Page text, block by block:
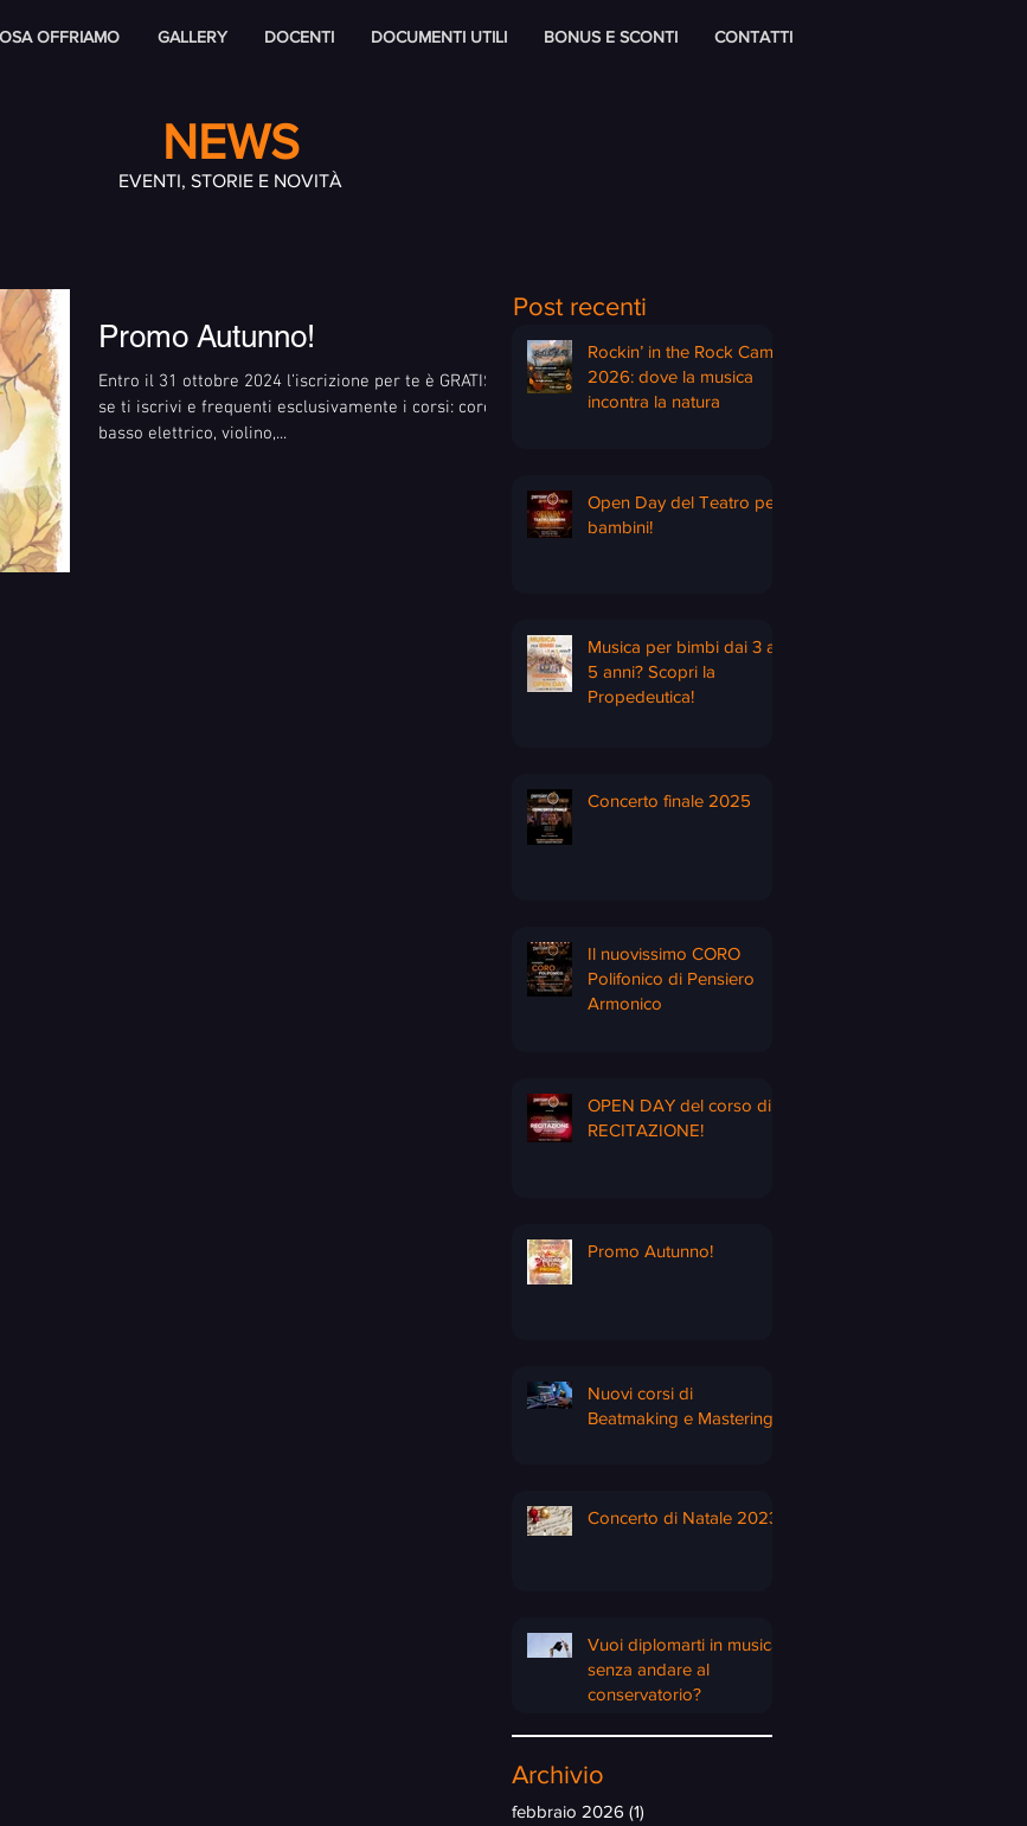
OFFRIAMO GALLERY DOCENTI DOCUMENTI UTILI BONUS E SCONTI CONTATTI
NEWS
EVENTI, STORIE E NOVITÀ
Promo Autunno!
Entro il 31 ottobre 2024 l’iscrizione per te è GRATIS
se ti iscrivi e frequenti esclusivamente i corsi: coro,
basso elettrico, violino,...
Post recenti
Rockin’ in the Rock Camp
2026: dove la musica
incontra la natura
Open Day del Teatro per
bambini!
Musica per bimbi dai 3 ai
5 anni? Scopri la
Propedeutica!
Concerto finale 2025
Il nuovissimo CORO
Polifonico di Pensiero
Armonico
OPEN DAY del corso di
RECITAZIONE!
Promo Autunno!
Nuovi corsi di
Beatmaking e Mastering
Concerto di Natale 2023
Vuoi diplomarti in musica
senza andare al
conservatorio?
Archivio
febbraio 2026 (1)